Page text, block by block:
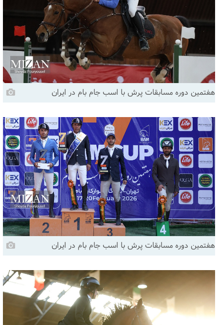
هفتمین دوره مسابقات پرش با اسب جام بام در ایران
هفتمین دوره مسابقات پرش با اسب جام بام در ایران